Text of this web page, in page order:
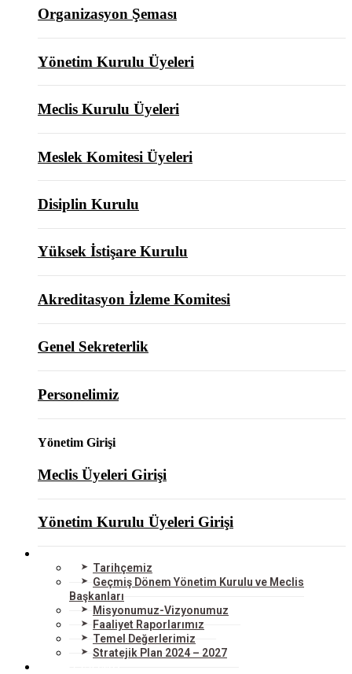
Organizasyon Şeması
Yönetim Kurulu Üyeleri
Meclis Kurulu Üyeleri
Meslek Komitesi Üyeleri
Disiplin Kurulu
Yüksek İstişare Kurulu
Akreditasyon İzleme Komitesi
Genel Sekreterlik
Personelimiz
Yönetim Girişi
Meclis Üyeleri Girişi
Yönetim Kurulu Üyeleri Girişi
Tarihçemiz
Geçmiş Dönem Yönetim Kurulu ve Meclis
Başkanları
Misyonumuz-Vizyonumuz
Faaliyet Raporlarımız
Temel Değerlerimiz
Stratejik Plan 2024 – 2027